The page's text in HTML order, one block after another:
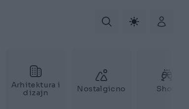
Arhitektura i
dizajn
Nostalgicno Show